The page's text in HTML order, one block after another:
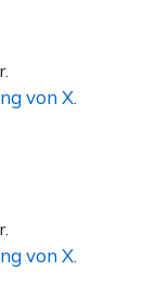
von X
von X